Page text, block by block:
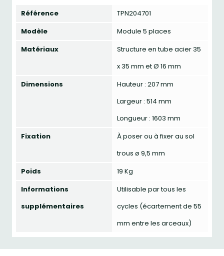
Référence
TPN204701
Modèle
Module 5 places
Matériaux
Structure en tube acier 35
x 35 mm et Ø 16 mm
Dimensions
Hauteur : 207 mm
Largeur : 514 mm
Longueur : 1603 mm
Fixation
À poser ou à fixer au sol
trous ø 9,5 mm
Poids
19 Kg
Informations
supplémentaires
Utilisable par tous les
cycles (écartement de 55
mm entre les arceaux)